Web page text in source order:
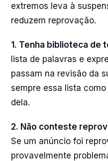
extremos leva à
reduzem reprovação.
1. Tenha biblioteca de
lista de palavras e
passam na revisão da
sempre essa lista
dela.
2. Não conteste
Se um anúncio foi
provavelmente